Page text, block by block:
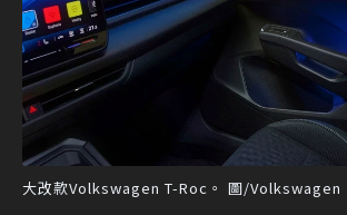
大改款Volkswagen T-Roc。 圖/Volkswagen